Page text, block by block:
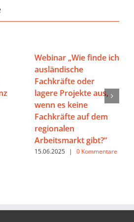
Webinar „Wie finde ich
ausländische
Fachkräfte oder
lagere Projekte aus,
wenn es keine
Fachkräfte auf dem
regionalen
Arbeitsmarkt gibt?“
15.06.2025 | 0 Kommentare